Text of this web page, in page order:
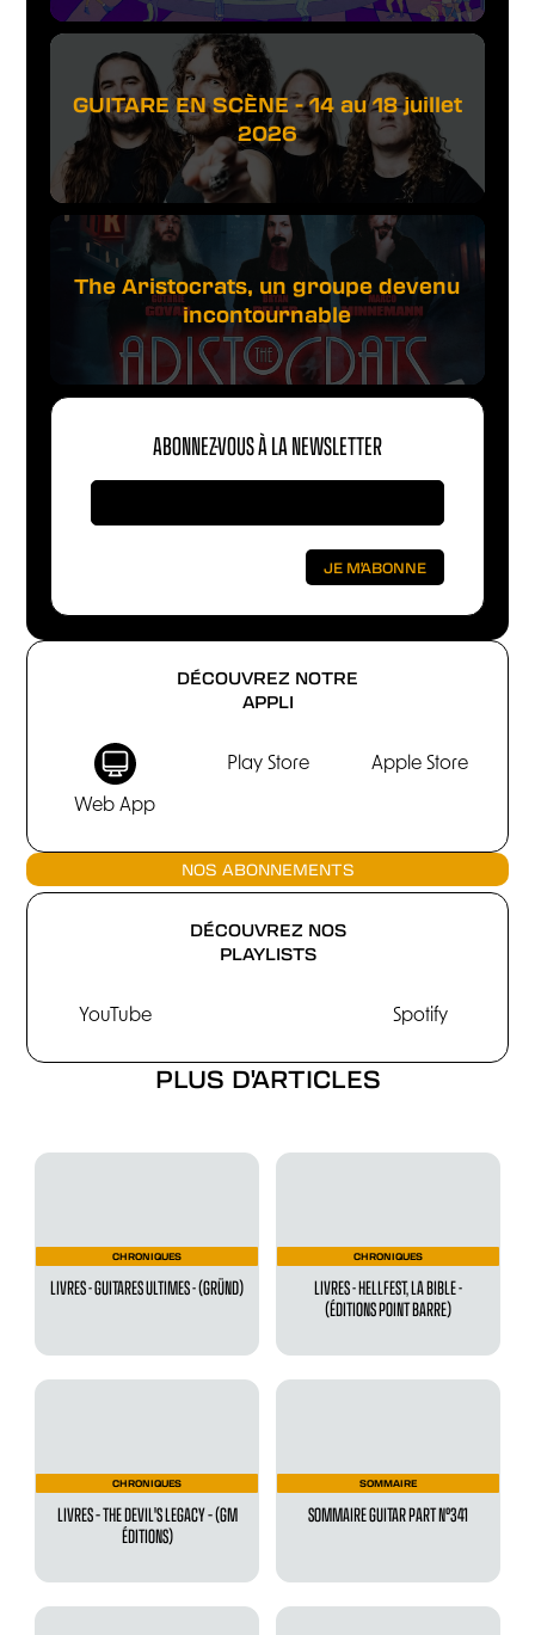
DÉCOUVREZ NOTRE
APPLI
Web App
Play Store Apple Store
NOS ABONNEMENTS
DÉCOUVREZ NOS
PLAYLISTS
YouTube Spotify
GUITARE EN SCÈNE - 14 au 18 juillet
2026
The Aristocrats, un groupe devenu
incontournable
ABONNEZ-VOUS À LA NEWSLETTER
PLUS D'ARTICLES
CHRONIQUES
LIVRES - GUITARES ULTIMES - (GRÜND)
CHRONIQUES
LIVRES - HELLFEST, LA BIBLE -
(ÉDITIONS POINT BARRE)
CHRONIQUES
LIVRES – THE DEVIL'S LEGACY – (GM
ÉDITIONS)
SOMMAIRE
SOMMAIRE GUITAR PART N°341